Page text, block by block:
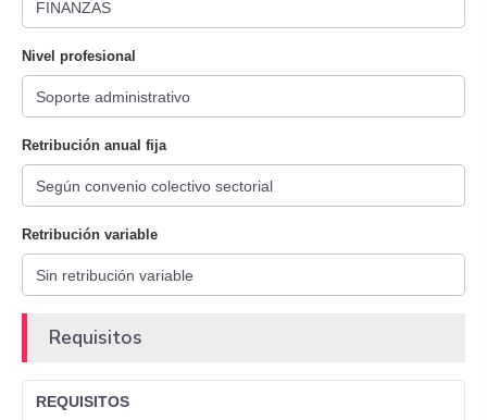
Nivel profesional
Retribución anual fija
Retribución variable
Requisitos
REQUISITOS